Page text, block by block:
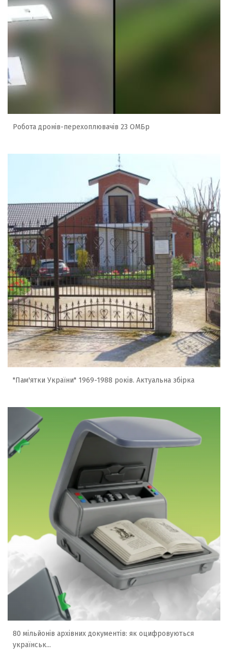
Робота дронів-перехоплювачів 23 ОМБр
"Пам'ятки України" 1969-1988 років. Актуальна збірка
80 мільйонів архівних документів: як оцифровуються
українськ...